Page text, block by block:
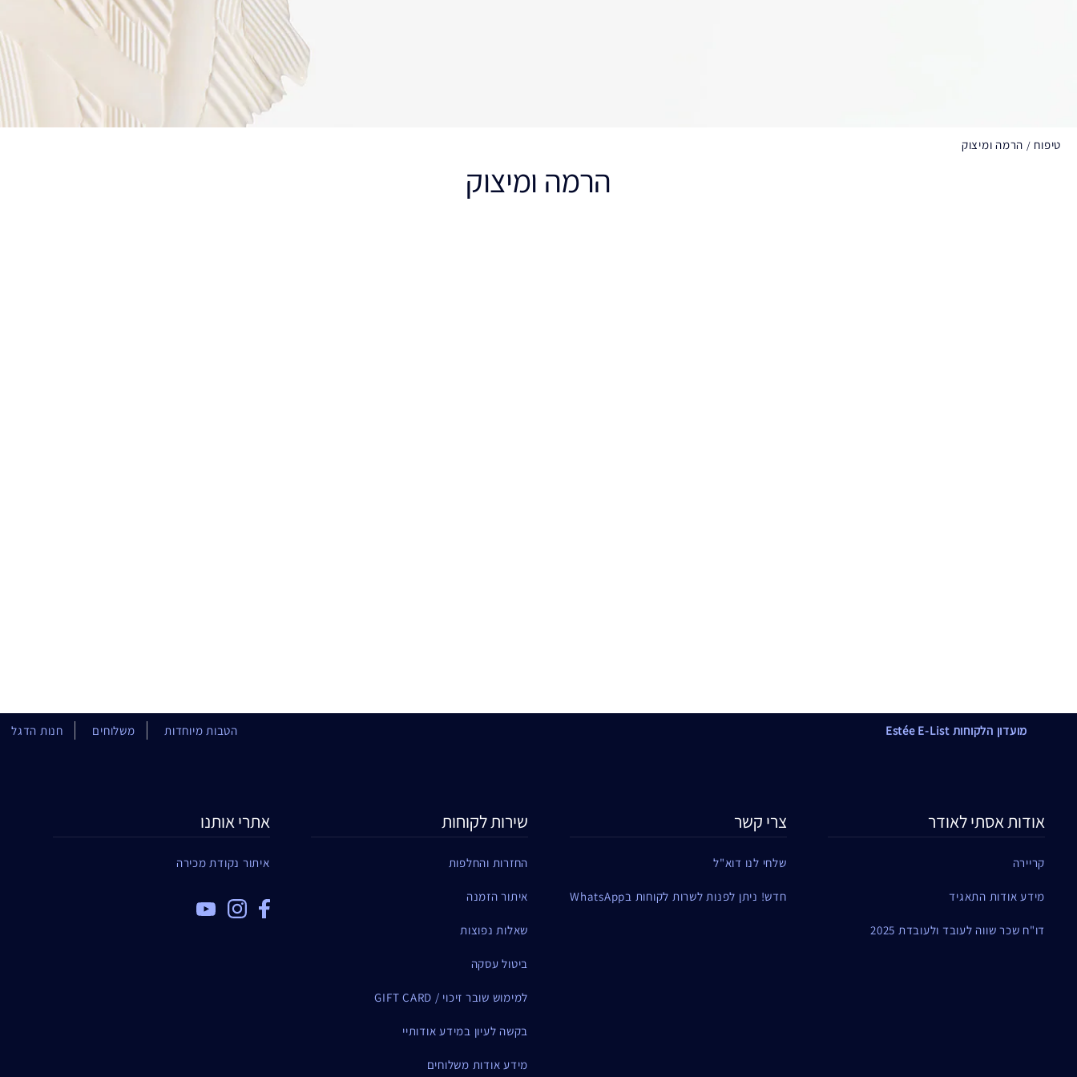
טיפוח הרמה ומיצוק
הרמה ומיצוק
מועדון הלקוחות Estée E-List הטבות מיוחדות משלוחים חנות הדגל
אודות אסתי לאודר
קריירה
מידע אודות התאגיד
דו"ח שכר שווה לעובד ולעובדת 2025
צרי קשר
שלחי לנו דוא"ל
חדש! ניתן לפנות לשרות לקוחות בWhatsApp
שירות לקוחות
החזרות והחלפות
איתור הזמנה
שאלות נפוצות
ביטול עסקה
למימוש שובר זיכוי / GIFT CARD
בקשה לעיון במידע אודותיי
מידע אודות משלוחים
אתרי אותנו
איתור נקודת מכירה